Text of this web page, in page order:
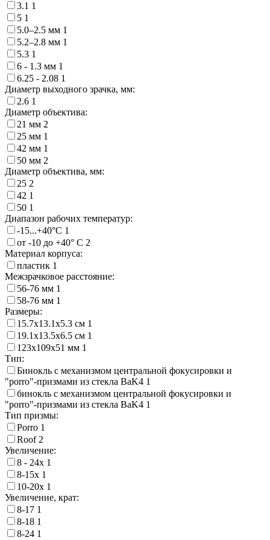
3.1 1
5 1
5.0–2.5 мм 1
5.2–2.8 мм 1
5.3 1
6 - 1.3 мм 1
6.25 - 2.08 1
Диаметр выходного зрачка, мм:
2.6 1
Диаметр объектива:
21 мм 2
25 мм 1
42 мм 1
50 мм 2
Диаметр объектива, мм:
25 2
42 1
50 1
Диапазон рабочих температур:
-15...+40°С 1
от -10 до +40° C 2
Материал корпуса:
пластик 1
Межзрачковое расстояние:
56-76 мм 1
58-76 мм 1
Размеры:
15.7х13.1х5.3 см 1
19.1х13.5х6.5 см 1
123х109х51 мм 1
Тип:
Бинокль с механизмом центральной фокусировки и
"porro"-призмами из стекла BaK4 1
бинокль с механизмом центральной фокусировки и
"porro"-призмами из стекла BaK4 1
Тип призмы:
Porro 1
Roof 2
Увеличение:
8 - 24х 1
8-15х 1
10-20х 1
Увеличение, крат:
8-17 1
8-18 1
8-24 1